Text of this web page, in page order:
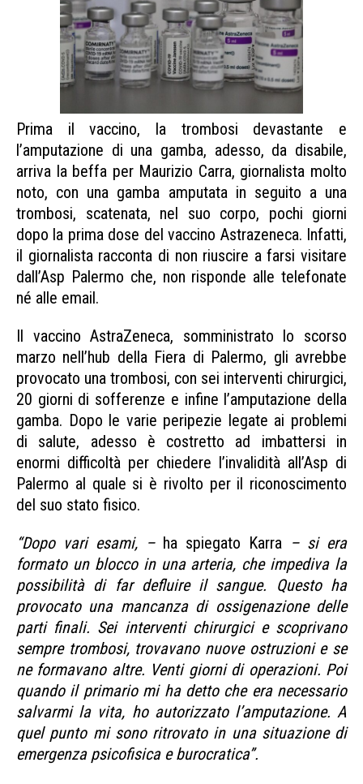
Prima il vaccino, la trombosi devastante e
l’amputazione di una gamba, adesso, da disabile,
arriva la beffa per Maurizio Carra, giornalista molto
noto, con una gamba amputata in seguito a una
trombosi, scatenata, nel suo corpo, pochi giorni
dopo la prima dose del vaccino Astrazeneca. Infatti,
il giornalista racconta di non riuscire a farsi visitare
dall’Asp Palermo che, non risponde alle telefonate
né alle email.
Il vaccino AstraZeneca, somministrato lo scorso
marzo nell’hub della Fiera di Palermo, gli avrebbe
provocato una trombosi, con sei interventi chirurgici,
20 giorni di sofferenze e infine l’amputazione della
gamba. Dopo le varie peripezie legate ai problemi
di salute, adesso è costretto ad imbattersi in
enormi difficoltà per chiedere l’invalidità all’Asp di
Palermo al quale si è rivolto per il riconoscimento
del suo stato fisico.
“Dopo vari esami, – ha spiegato Karra – si era
formato un blocco in una arteria, che impediva la
possibilità di far defluire il sangue. Questo ha
provocato una mancanza di ossigenazione delle
parti finali. Sei interventi chirurgici e scoprivano
sempre trombosi, trovavano nuove ostruzioni e se
ne formavano altre. Venti giorni di operazioni. Poi
quando il primario mi ha detto che era necessario
salvarmi la vita, ho autorizzato l’amputazione. A
quel punto mi sono ritrovato in una situazione di
emergenza psicofisica e burocratica”.